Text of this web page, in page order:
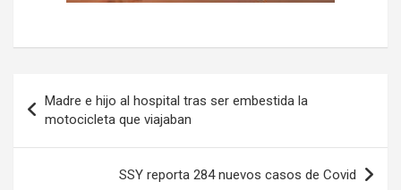
de
entradas
Madre e hijo al hospital tras ser embestida la
motocicleta que viajaban
SSY reporta 284 nuevos casos de Covid